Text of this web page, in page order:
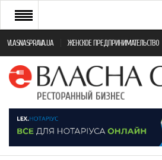
VLASNASPRAVA.UA ЖЕНСКОЕ ПРЕДПРИНИМАТЕЛЬСТВО
НОВИНИ РЕСТОРАННОГО БІЗНЕСУ
ЯК ВІДКРИТИ ТА УСПІШНО КЕРУВАТИ
МОНІТОРИНГ ЗАКОНОДАВСТВА